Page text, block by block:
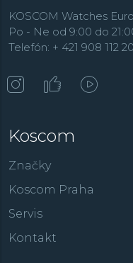
KOSCOM Watches
Po - Ne od 9:00 do
Telefón: + 421 908 112
Koscom
Značky
Koscom Praha
Servis
Kontakt